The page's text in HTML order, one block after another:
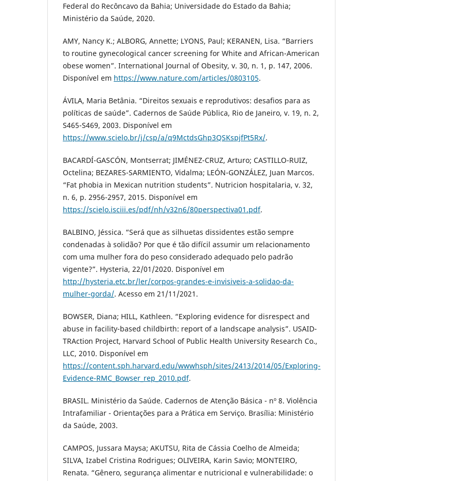
Federal do Recôncavo da Bahia; Universidade do Estado da Bahia;
Ministério da Saúde, 2020.
AMY, Nancy K.; ALBORG, Annette; LYONS, Paul; KERANEN, Lisa. “Barriers
to routine gynecological cancer screening for White and African-American
obese women”. International Journal of Obesity, v. 30, n. 1, p. 147, 2006.
Disponível em https://www.nature.com/articles/0803105.
ÁVILA, Maria Betânia. “Direitos sexuais e reprodutivos: desafios para as
políticas de saúde”. Cadernos de Saúde Pública, Rio de Janeiro, v. 19, n. 2,
S465-S469, 2003. Disponível em
https://www.scielo.br/j/csp/a/q9MctdsGhp3QSKspjfPt5Rx/.
BACARDÍ-GASCÓN, Montserrat; JIMÉNEZ-CRUZ, Arturo; CASTILLO-RUIZ,
Octelina; BEZARES-SARMIENTO, Vidalma; LEÓN-GONZÁLEZ, Juan Marcos.
“Fat phobia in Mexican nutrition students”. Nutricion hospitalaria, v. 32,
n. 6, p. 2956-2957, 2015. Disponível em
https://scielo.isciii.es/pdf/nh/v32n6/80perspectiva01.pdf.
BALBINO, Jéssica. “Será que as silhuetas dissidentes estão sempre
condenadas à solidão? Por que é tão difícil assumir um relacionamento
com uma mulher fora do peso considerado adequado pelo padrão
vigente?”. Hysteria, 22/01/2020. Disponível em
http://hysteria.etc.br/ler/corpos-grandes-e-invisiveis-a-solidao-da-
mulher-gorda/. Acesso em 21/11/2021.
BOWSER, Diana; HILL, Kathleen. “Exploring evidence for disrespect and
abuse in facility-based childbirth: report of a landscape analysis”. USAID-
TRAction Project, Harvard School of Public Health University Research Co.,
LLC, 2010. Disponível em
https://content.sph.harvard.edu/wwwhsph/sites/2413/2014/05/Exploring-
Evidence-RMC_Bowser_rep_2010.pdf.
BRASIL. Ministério da Saúde. Cadernos de Atenção Básica - nº 8. Violência
Intrafamiliar - Orientações para a Prática em Serviço. Brasília: Ministério
da Saúde, 2003.
CAMPOS, Jussara Maysa; AKUTSU, Rita de Cássia Coelho de Almeida;
SILVA, Izabel Cristina Rodrigues; OLIVEIRA, Karin Savio; MONTEIRO,
Renata. “Gênero, segurança alimentar e nutricional e vulnerabilidade: o